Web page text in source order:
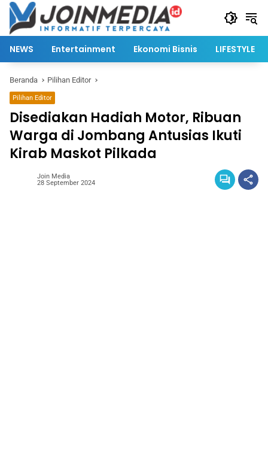
Langsung
konten
NEWS Entertainment Ekonomi Bisnis LIFESTYLE
Beranda Pilihan Editor
Pilihan Editor
Disediakan Hadiah Motor, Ribuan
Warga di Jombang Antusias Ikuti
Kirab Maskot Pilkada
Join Media
28 September 2024